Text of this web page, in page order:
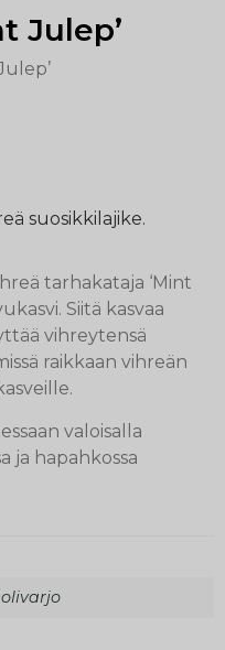
Julep’
suosikkilajike.
tarhakataja ‘Mint
Siitä kasvaa
vihreytensä
raikkaan vihreän
valoisalla
ja hapahkossa